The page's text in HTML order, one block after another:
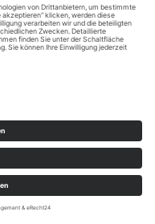
Weide-
Sonneneinstrahlung
der Pferde, um Zäune
und Stress zu reduzieren.
Rahmen für Weidezelte,